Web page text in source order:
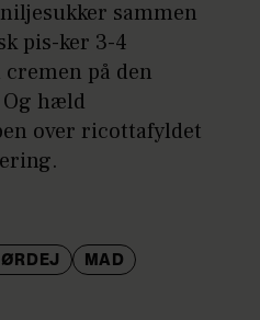
sammen
pis-ker 3-4
på den
Og hæld
over ricottafyldet
MAD